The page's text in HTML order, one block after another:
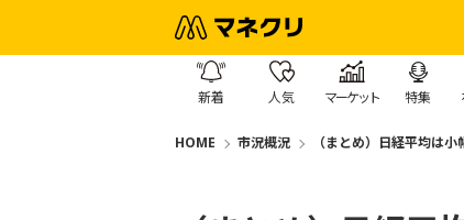
新着 人気 マーケット 特集
HOME 市況概況 （まとめ）日経平均は